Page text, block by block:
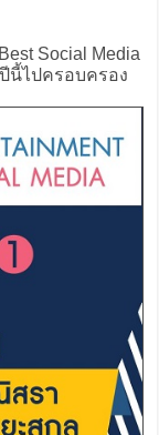
Social Media
ปีนี้ไปครอบครอง